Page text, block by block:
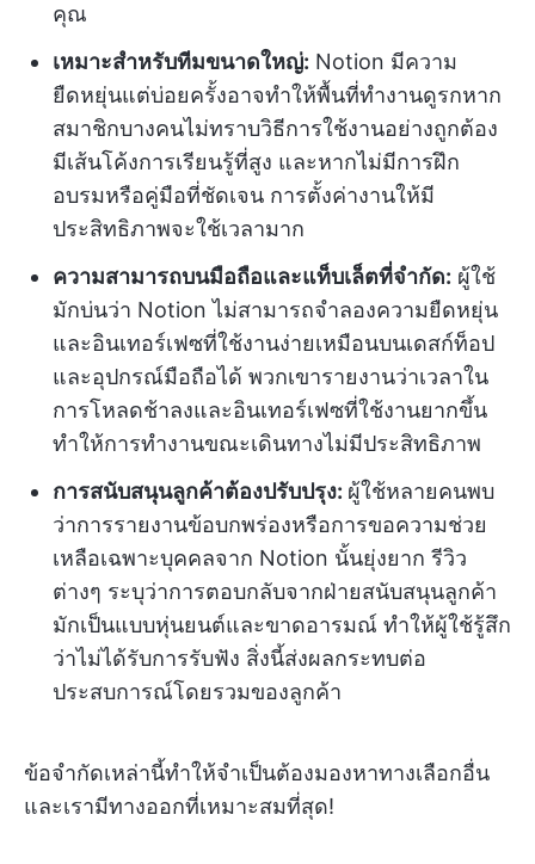
คุณ
เหมาะสำหรับทีมขนาดใหญ่: Notion มีความ
ยืดหยุ่นแต่บ่อยครั้งอาจทำให้พื้นที่ทำงานดูรกหาก
สมาชิกบางคนไม่ทราบวิธีการใช้งานอย่างถูกต้อง
มีเส้นโค้งการเรียนรู้ที่สูง และหากไม่มีการฝึก
อบรมหรือคู่มือที่ชัดเจน การตั้งค่างานให้มี
ประสิทธิภาพจะใช้เวลามาก
ความสามารถบนมือถือและแท็บเล็ตที่จำกัด: ผู้ใช้
มักบ่นว่า Notion ไม่สามารถจำลองความยืดหยุ่น
และอินเทอร์เฟซที่ใช้งานง่ายเหมือนบนเดสก์ท็อป
และอุปกรณ์มือถือได้ พวกเขารายงานว่าเวลาใน
การโหลดช้าลงและอินเทอร์เฟซที่ใช้งานยากขึ้น
ทำให้การทำงานขณะเดินทางไม่มีประสิทธิภาพ
การสนับสนุนลูกค้าต้องปรับปรุง: ผู้ใช้หลายคนพบ
ว่าการรายงานข้อบกพร่องหรือการขอความช่วย
เหลือเฉพาะบุคคลจาก Notion นั้นยุ่งยาก รีวิว
ต่างๆ ระบุว่าการตอบกลับจากฝ่ายสนับสนุนลูกค้า
มักเป็นแบบหุ่นยนต์และขาดอารมณ์ ทำให้ผู้ใช้รู้สึก
ว่าไม่ได้รับการรับฟัง สิ่งนี้ส่งผลกระทบต่อ
ประสบการณ์โดยรวมของลูกค้า
ข้อจำกัดเหล่านี้ทำให้จำเป็นต้องมองหาทางเลือกอื่น
และเรามีทางออกที่เหมาะสมที่สุด!